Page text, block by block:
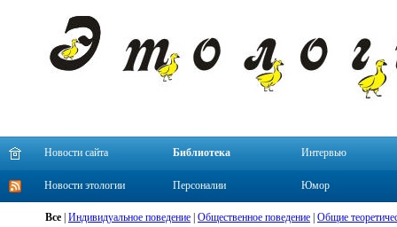
Новости сайта Библиотека Интервью
Новости этологии Персоналии Юмор
Все Индивидуальное поведение Общественное поведение Общие